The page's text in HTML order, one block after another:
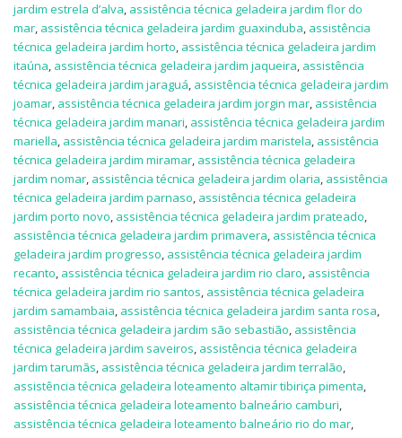
jardim estrela d’alva, assistência técnica geladeira jardim flor do
mar, assistência técnica geladeira jardim guaxinduba, assistência
técnica geladeira jardim horto, assistência técnica geladeira jardim
itaúna, assistência técnica geladeira jardim jaqueira, assistência
técnica geladeira jardim jaraguá, assistência técnica geladeira jardim
joamar, assistência técnica geladeira jardim jorgin mar, assistência
técnica geladeira jardim manari, assistência técnica geladeira jardim
mariella, assistência técnica geladeira jardim maristela, assistência
técnica geladeira jardim miramar, assistência técnica geladeira
jardim nomar, assistência técnica geladeira jardim olaria, assistência
técnica geladeira jardim parnaso, assistência técnica geladeira
jardim porto novo, assistência técnica geladeira jardim prateado,
assistência técnica geladeira jardim primavera, assistência técnica
geladeira jardim progresso, assistência técnica geladeira jardim
recanto, assistência técnica geladeira jardim rio claro, assistência
técnica geladeira jardim rio santos, assistência técnica geladeira
jardim samambaia, assistência técnica geladeira jardim santa rosa,
assistência técnica geladeira jardim são sebastião, assistência
técnica geladeira jardim saveiros, assistência técnica geladeira
jardim tarumãs, assistência técnica geladeira jardim terralão,
assistência técnica geladeira loteamento altamir tibiriça pimenta,
assistência técnica geladeira loteamento balneário camburi,
assistência técnica geladeira loteamento balneário rio do mar,